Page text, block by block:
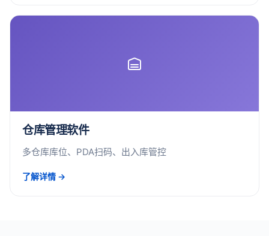
仓库管理软件
多仓库库位、PDA扫码、出入库管控
了解详情 →